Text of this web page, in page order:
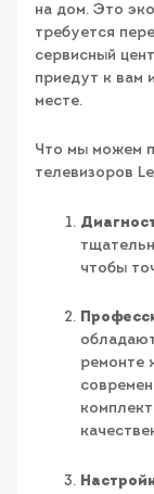
на дом. Это
требуется
сервисный
приедут к вам
месте.
Что мы можем
телевизоров
чтобы
ремонте